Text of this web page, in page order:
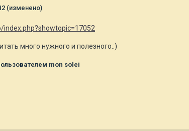
(изменено)
много нужного и полезного.:)
mon solei